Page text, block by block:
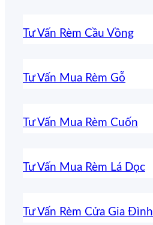
Tư Vấn Rèm Cầu Vồng
Tư Vấn Mua Rèm Gỗ
Tư Vấn Mua Rèm Cuốn
Tư Vấn Mua Rèm Lá Dọc
Tư Vấn Rèm Cửa Gia Đình